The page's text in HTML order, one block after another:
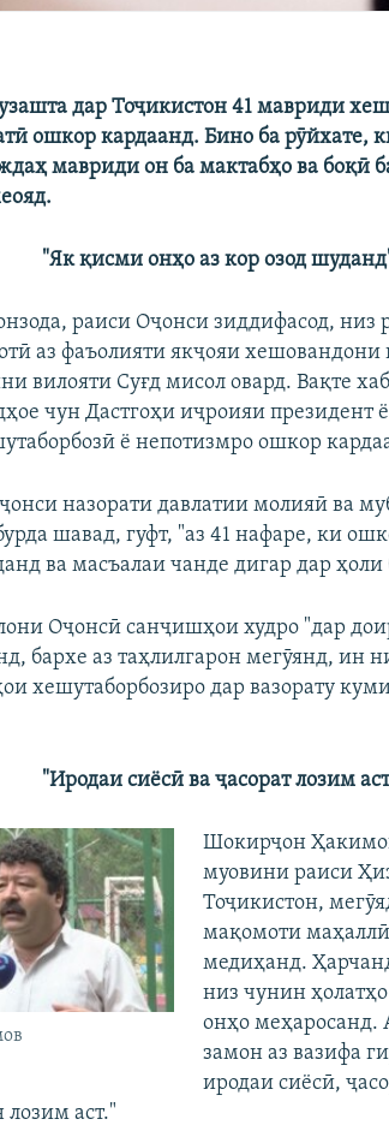
дар Тоҷикистон 41 мавриди
ошкор кардаанд. Бино ба рӯйхате,
мавриди он ба мактабҳо ва боқӣ
"Як қисми онҳо аз кор озод
раиси Оҷонси зиддифасод, низ
аз фаъолияти якҷояи хешовандони
вилояти Суғд мисол овард. Вақте
чун Дастгоҳи иҷроияи президент
ё непотизмро ошкор
назорати давлатии молияӣ ва
шавад, гуфт, "аз 41 нафаре, ки
ва масъалаи чанде дигар дар ҳоли
Оҷонсӣ санҷишҳои худро "дар
бархе аз таҳлилгарон мегӯянд, ин
хешутаборбозиро дар вазорату
"Иродаи сиёсӣ ва ҷасорат лозим
Шокирҷон
муовини раиси
Тоҷикистон,
мақомоти
медиҳанд.
низ чунин
онҳо меҳаросанд.
замон аз вазифа
иродаи сиёсӣ,
лозим аст."